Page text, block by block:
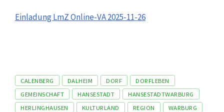
Einladung LmZ Online-VA 2025-11-26
Tags
CALENBERG DALHEIM DORF
DORFLEBEN
GEMEINSCHAFT
HANSESTADT
HANSESTADTWARBURG
HERLINGHAUSEN
KULTURLAND REGION
WARBURG